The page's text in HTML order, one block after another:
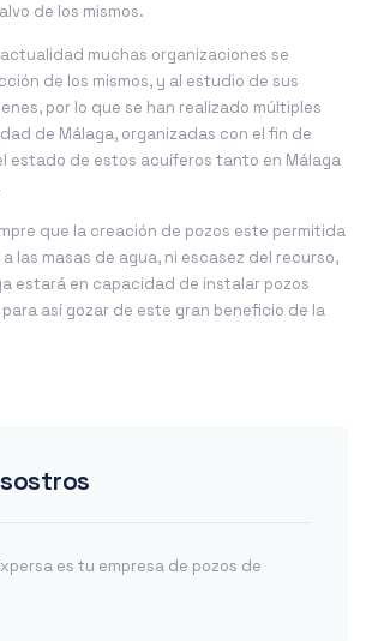
de los mismos.
muchas organizaciones se
de los mismos, y al estudio de sus
por lo que se han realizado múltiples
de Málaga, organizadas con el fin de
estado de estos acuíferos tanto en Málaga
que la creación de pozos este permitida
las masas de agua, ni escasez del recurso,
estará en capacidad de instalar pozos
así gozar de este gran beneficio de la
es tu empresa de pozos de